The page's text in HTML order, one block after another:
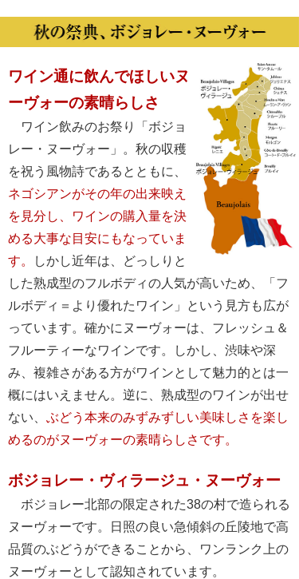
ワイン通に飲んでほしいヌ
ーヴォーの素晴らしさ
ワイン飲みのお祭り「ボジョ
レー・ヌーヴォー」。秋の収穫
を祝う風物詩であるとともに、
ネゴシアンがその年の出来映え
を見分し、ワインの購入量を決
める大事な目安にもなっていま
す。
しかし近年は、どっしりと
した熟成型のフルボディの人気が高いため、「フ
ルボディ＝より優れたワイン」という見方も広が
っています。確かにヌーヴォーは、フレッシュ＆
フルーティーなワインです。しかし、渋味や深
み、複雑さがある方がワインとして魅力的とは一
概にはいえません。逆に、熟成型のワインが出せ
ない、 ぶどう本来のみずみずしい美味しさを楽し
めるのがヌーヴォーの素晴らしさです。
ボジョレー・ヴィラージュ・ヌーヴォー
ボジョレー北部の限定された38の村で造られる
ヌーヴォーです。日照の良い急傾斜の丘陵地で高
品質のぶどうができることから、ワンランク上の
ヌーヴォーとして認知されています。